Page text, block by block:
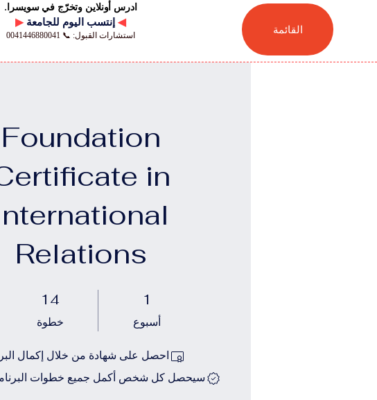
ادرس أونلاين وتخرّج في سويسرا.
▶ ◀
استشارات القبول: 📞 0041446880041 القائمة
Foundation
in
Relations
1
أسبوع
14
خطوة
14 خطوة
احصل على شهادة من خلال إكمال
سيحصل كل شخص أكمل جميع خطوات